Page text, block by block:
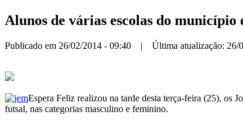
Alunos de várias escolas do
Publicado em 26/02/2014 - 09:40 | Última atualização: 26/
Espera Feliz realizou na tarde desta terça-feira (25), os
futsal, nas categorias masculino e feminino.